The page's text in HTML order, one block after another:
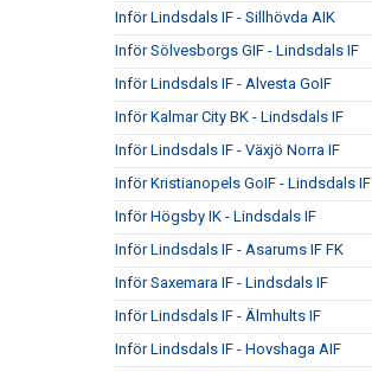
Inför Lindsdals IF - Sillhövda AIK
Inför Sölvesborgs GIF - Lindsdals IF
Inför Lindsdals IF - Alvesta GoIF
Inför Kalmar City BK - Lindsdals IF
Inför Lindsdals IF - Växjö Norra IF
Inför Kristianopels GoIF - Lindsdals IF
Inför Högsby IK - Lindsdals IF
Inför Lindsdals IF - Asarums IF FK
Inför Saxemara IF - Lindsdals IF
Inför Lindsdals IF - Älmhults IF
Inför Lindsdals IF - Hovshaga AIF